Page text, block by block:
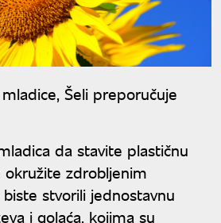
Šeli preporučuje
da stavite plastičnu
okružite zdrobljenim
stvorili jednostavnu
i golaća, kojima su